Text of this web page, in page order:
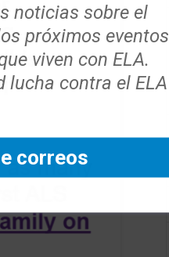
noticias sobre el
próximos eventos
viven con ELA.
lucha contra el ELA
correos